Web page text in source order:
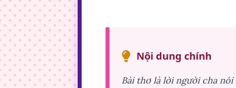
Nội dung chính
Bài thơ là lời người cha